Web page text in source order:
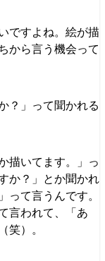
ですよね。絵が描
から言う機会って
？」って聞かれる
描いてます。」っ
か？」とか聞かれ
って言うんです。
言われて、「あ
笑）。